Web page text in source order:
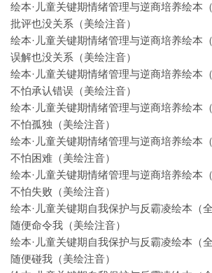
绘本·儿童关键期情绪管理与逆商培养绘本
批评也没关系（美绘注音）
绘本·儿童关键期情绪管理与逆商培养绘本
误解也没关系（美绘注音）
绘本·儿童关键期情绪管理与逆商培养绘本
不怕承认错误（美绘注音）
绘本·儿童关键期情绪管理与逆商培养绘本
不怕孤独（美绘注音）
绘本·儿童关键期情绪管理与逆商培养绘本
不怕困难（美绘注音）
绘本·儿童关键期情绪管理与逆商培养绘本
不怕失败（美绘注音）
绘本·儿童关键期自我保护与反霸凌绘本（
随便命令我（美绘注音）
绘本·儿童关键期自我保护与反霸凌绘本（
随便碰我（美绘注音）